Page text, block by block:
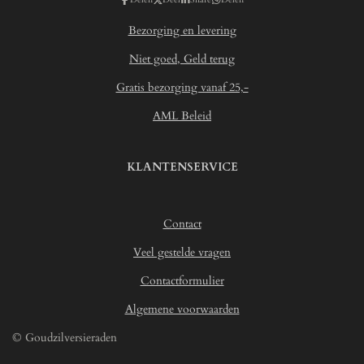
Bezorging en levering
Niet goed, Geld terug
Gratis bezorging vanaf 25,-
AML Beleid
KLANTENSERVICE
Contact
Veel gestelde vragen
Contactformulier
Algemene voorwaarden
© Goudzilversieraden